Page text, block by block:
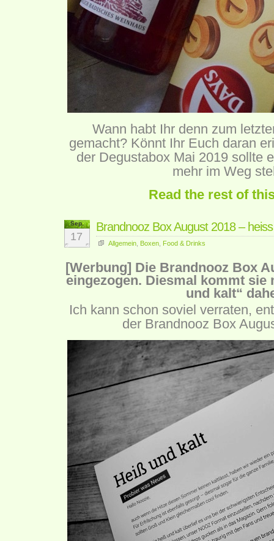
Wann habt Ihr denn zum
gemacht? Könnt Ihr Euch daran
der Degustabox Mai 2019 sollte
mehr im Weg
Read the rest of
Sep.
17
Brandnooz Box August 2018 –
Allgemein Boxen Food & Drinks
[Werbung] Die Brandnooz Box
eingezogen. Diesmal kommt sie
und kalt“
Ich kann schon soviel verraten,
der Brandnooz Box